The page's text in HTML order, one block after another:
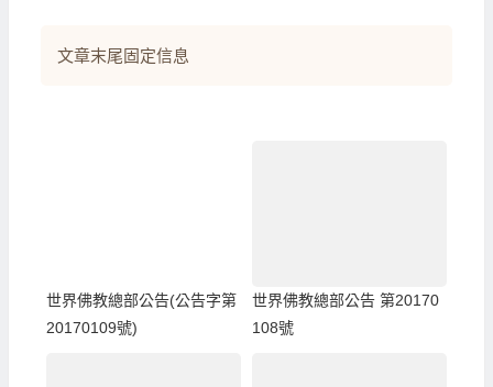
文章末尾固定信息
世界佛教總部公告(公告字第
20170109號)
世界佛教總部公告 第20170
108號